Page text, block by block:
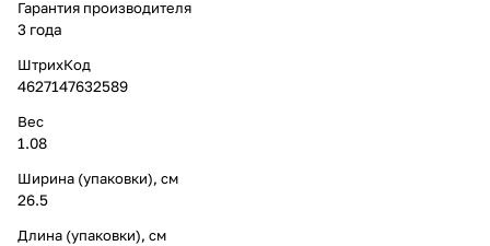
Гарантия производителя
3 года
ШтрихКод
4627147632589
Вес
1.08
Ширина (упаковки), см
26.5
Длина (упаковки), см